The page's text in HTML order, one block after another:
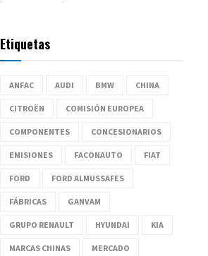
Etiquetas
ANFAC AUDI BMW CHINA
CITROËN COMISIÓN EUROPEA
COMPONENTES CONCESIONARIOS
EMISIONES FACONAUTO FIAT
FORD FORD ALMUSSAFES
FÁBRICAS GANVAM
GRUPO RENAULT HYUNDAI KIA
MARCAS CHINAS MERCADO